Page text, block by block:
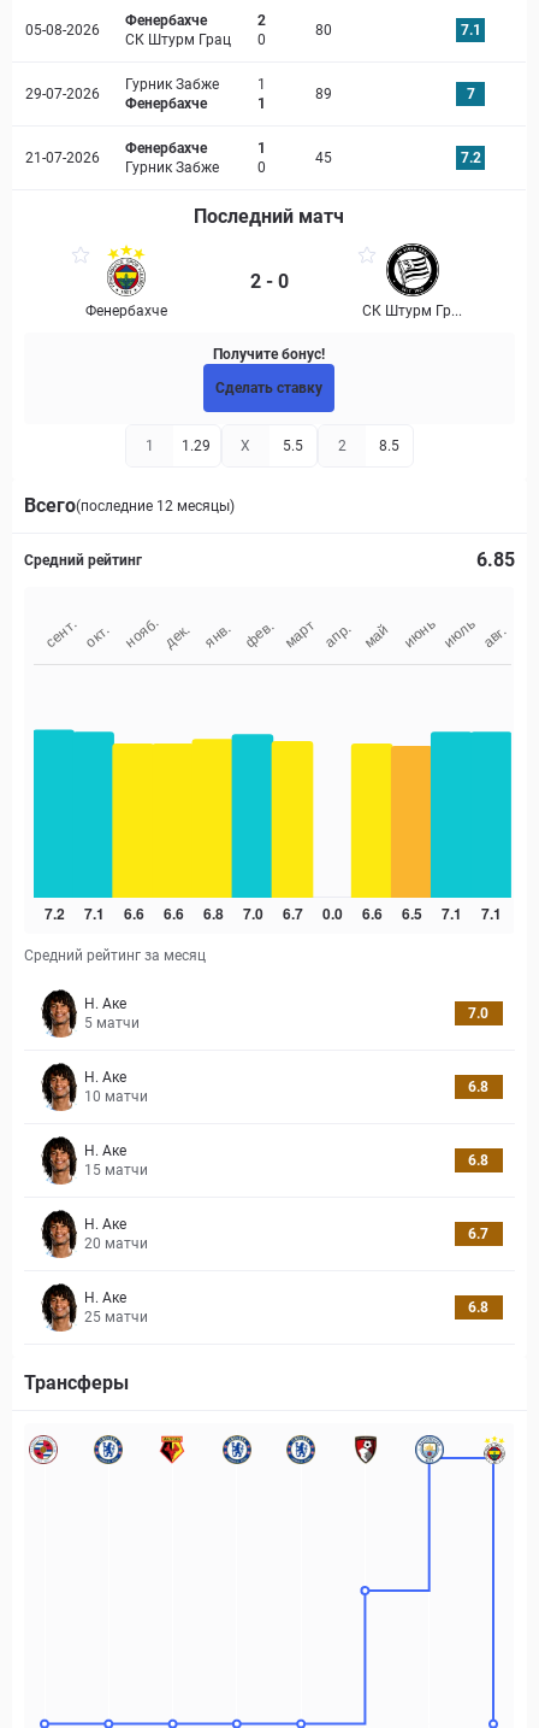
05-08-2026
Фенербахче
СК Штурм Грац
2
0
80 7.1
29-07-2026
Гурник Забже
Фенербахче
1
1
89 7
21-07-2026
Фенербахче
Гурник Забже
1
0
45 7.2
Последний матч
Фенербахче
2 - 0
СК Штурм Гр...
Получите бонус!
Сделать ставку
1 1.29 X 5.5 2 8.5
Всего(последние 12 месяцы)
Средний рейтинг 6.85
Средний рейтинг за месяц
Н. Аке
5 матчи
7.0
Н. Аке
10 матчи
6.8
Н. Аке
15 матчи
6.8
Н. Аке
20 матчи
6.7
Н. Аке
25 матчи
6.8
Трансферы